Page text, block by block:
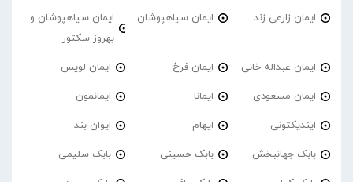
ایمان زارعی زند ایمان سیاهپوشان
ایمان سیاهپوشان و
بهروز سکتور
ایمان عبداله خانی ایمان فرخ ایمان لویس
ایمان مسعودی ایمانا ایمانمون
ایندیکتونی ایهام ایوان بند
بابک جهانبخش بابک حسینی بابک سلیمی